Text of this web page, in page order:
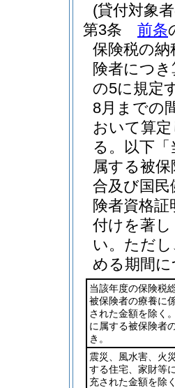
(貸付対象
第3条
前条
保険税の
険者につ
の5に規定
8月までの
おいて算
る。以下
属する被
合及び国民
険者資格
付けを著
い。 ただ
める期間
当該年度の保険税
被保険者の療養に
された金額を除く
に属する被保険者
き。
震災、風水害、火
する住宅、家財等
充された金額を除